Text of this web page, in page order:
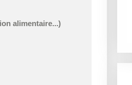
alimentaire...)